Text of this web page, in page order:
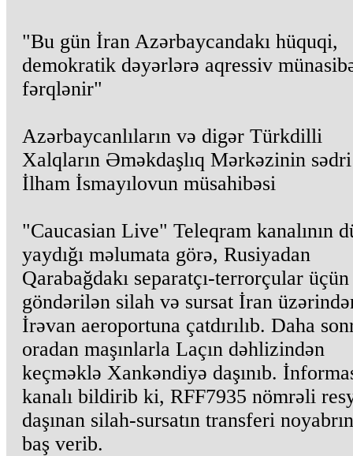
"Bu gün İran Azərbaycandakı hüquqi,
demokratik dəyərlərə aqressiv
fərqlənir"
Azərbaycanlıların və digər Türkdilli
Xalqların Əməkdaşlıq Mərkəzinin sədri
İlham İsmayılovun müsahibəsi
"Caucasian Live" Teleqram kanalının
yaydığı məlumata görə, Rusiyadan
Qarabağdakı separatçı-terrorçular üçün
göndərilən silah və sursat İran
İrəvan aeroportuna çatdırılıb. Daha
oradan maşınlarla Laçın dəhlizindən
keçməklə Xankəndiyə daşınıb.
kanalı bildirib ki, RFF7935 nömrəli
daşınan silah-sursatın transferi
baş verib.